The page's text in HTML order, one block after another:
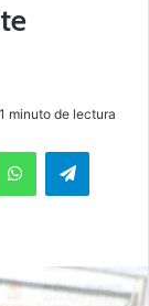
1 minuto de lectura